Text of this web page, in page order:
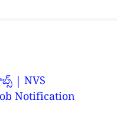
| NVS
Notification